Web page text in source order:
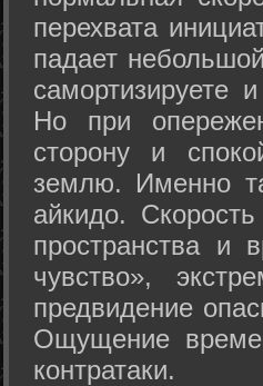
перехвата
падает
самортизируете
Но при
сторону и
землю. Именно
айкидо.
пространства и
чувство»,
предвидение
Ощущение
контратаки.